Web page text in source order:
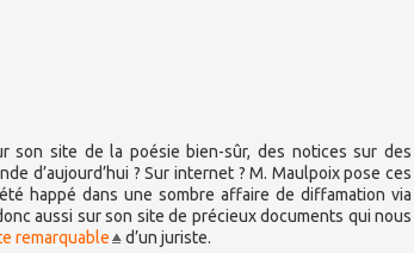
son site de la poésie bien-sûr, des notices sur des
d’aujourd’hui ? Sur internet ? M. Maulpoix pose ces
happé dans une sombre affaire de diffamation via
aussi sur son site de précieux documents qui nous
remarquable d’un juriste.